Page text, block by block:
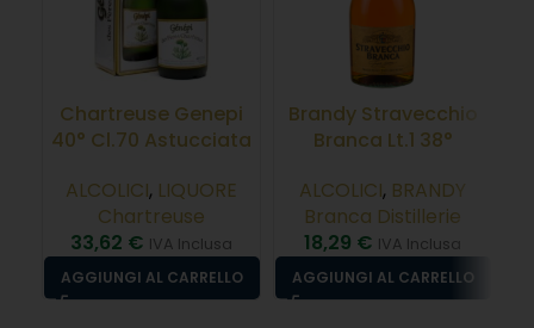
Chartreuse Genepi
40° Cl.70 Astucciata
ALCOLICI, LIQUORE
Chartreuse
33,62 € IVA Inclusa
AGGIUNGI AL CARRELLO
Brandy Stravecchio
Branca Lt.1 38°
ALCOLICI, BRANDY
Branca Distillerie
18,29 € IVA Inclusa
AGGIUNGI AL CARRELLO